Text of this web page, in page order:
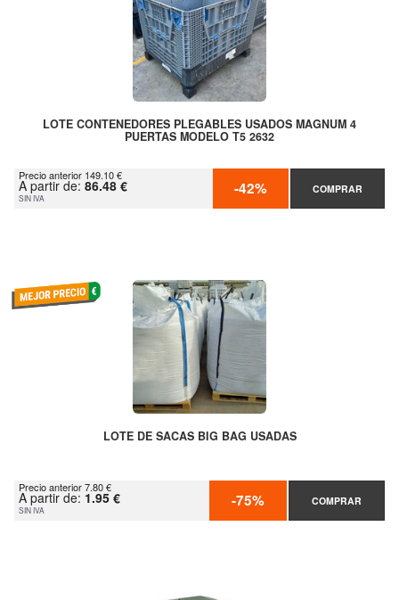
LOTE CONTENEDORES PLEGABLES USADOS MAGNUM 4
PUERTAS MODELO T5 2632
Precio anterior 149.10 €
A partir de: 86.48 €
SIN IVA -42% COMPRAR
LOTE DE SACAS BIG BAG USADAS
Precio anterior 7.80 €
A partir de: 1.95 €
SIN IVA -75% COMPRAR